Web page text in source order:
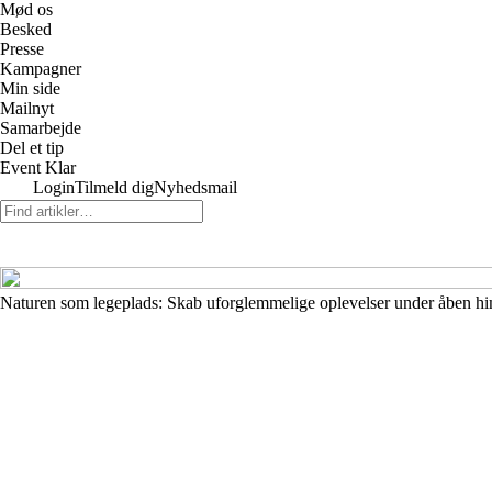
Mød os
Besked
Presse
Kampagner
Min side
Mailnyt
Samarbejde
Del et tip
Event Klar
LoginTilmeld digNyhedsmail
Naturen som legeplads: Skab uforglemmelige oplevelser under åben